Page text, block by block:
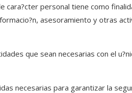
personal tiene como
asesoramiento y otras
que sean necesarias con el
necesarias para garantizar la